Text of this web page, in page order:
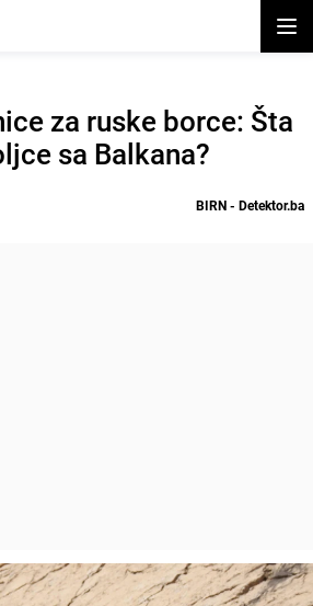
za ruske borce: Šta
sa Balkana?
BIRN - Detektor.ba